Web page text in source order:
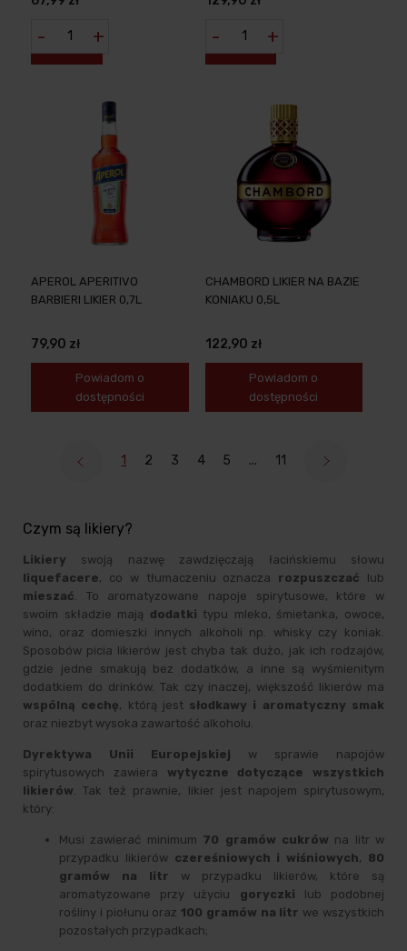
- + - +
APEROL APERITIVO
BARBIERI LIKIER 0,7L
79,90 zł
Powiadom o
dostępności
CHAMBORD LIKIER NA BAZIE
KONIAKU 0,5L
122,90 zł
Powiadom o
dostępności
1 2 3 4 5 ... 11
Czym są likiery?
Likiery swoją nazwę zawdzięczają łacińskiemu słowu
liquefacere, co w tłumaczeniu oznacza rozpuszczać lub
mieszać . To aromatyzowane napoje spirytusowe, które w
swoim składzie mają dodatki typu mleko, śmietanka, owoce,
wino, oraz domieszki innych alkoholi np. whisky czy koniak.
Sposobów picia likierów jest chyba tak dużo, jak ich rodzajów,
gdzie jedne smakują bez dodatków, a inne są wyśmienitym
dodatkiem do drinków. Tak czy inaczej, większość likierów ma
wspólną cechę, którą jest słodkawy i aromatyczny smak
oraz niezbyt wysoka zawartość alkoholu.
Dyrektywa Unii Europejskiej w sprawie napojów
spirytusowych zawiera wytyczne dotyczące wszystkich
likierów . Tak też prawnie, likier jest napojem spirytusowym,
który:
Musi zawierać minimum 70 gramów cukrów na litr w
przypadku likierów czereśniowych i wiśniowych, 80
gramów na litr w przypadku likierów, które są
aromatyzowane przy użyciu goryczki lub podobnej
rośliny i piołunu oraz100 gramów na litr we wszystkich
pozostałych przypadkach;